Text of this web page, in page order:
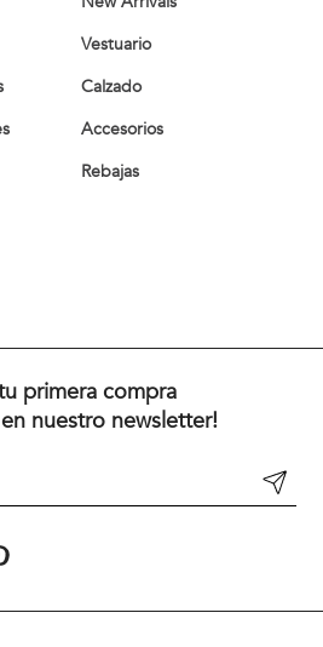
Vestuario
Calzado
Accesorios
Rebajas
primera compra
nuestro newsletter!